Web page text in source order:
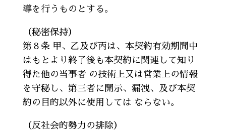
導を行うものとする。
（秘密保持）
第８条 甲、乙及び丙は、本契約有効期間中
はもとより終了後も本契約に関連して知り
得た他の当事者 の技術上又は営業上の情報
を守秘し、第三者に開示、漏洩、及び本契
約の目的以外に使用しては ならない。
（反社会的勢力の排除）